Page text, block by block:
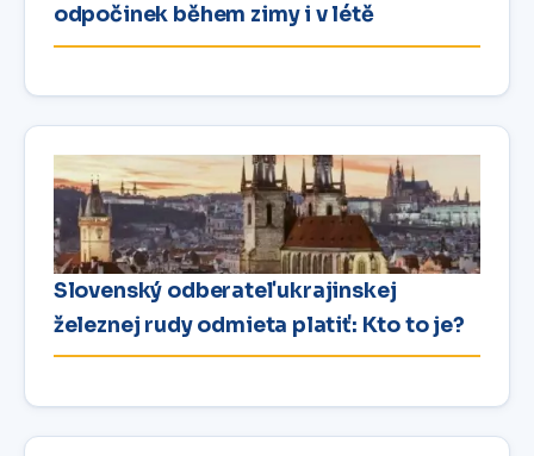
odpočinek během zimy i v létě
Slovenský odberateľ ukrajinskej
železnej rudy odmieta platiť: Kto to je?